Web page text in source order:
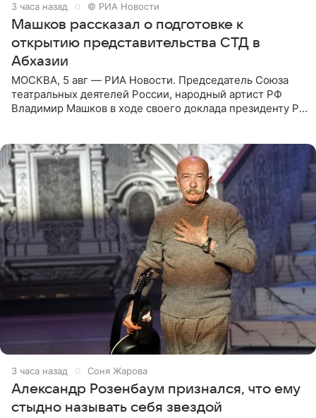
3 часа назад © РИА Новости
Машков рассказал о подготовке к
открытию представительства СТД в
Абхазии
МОСКВА, 5 авг — РИА Новости. Председатель Союза
театральных деятелей России, народный артист РФ
Владимир Машков в ходе своего доклада президенту РФ
3 часа назад Соня Жарова
Александр Розенбаум признался, что ему
стыдно называть себя звездой